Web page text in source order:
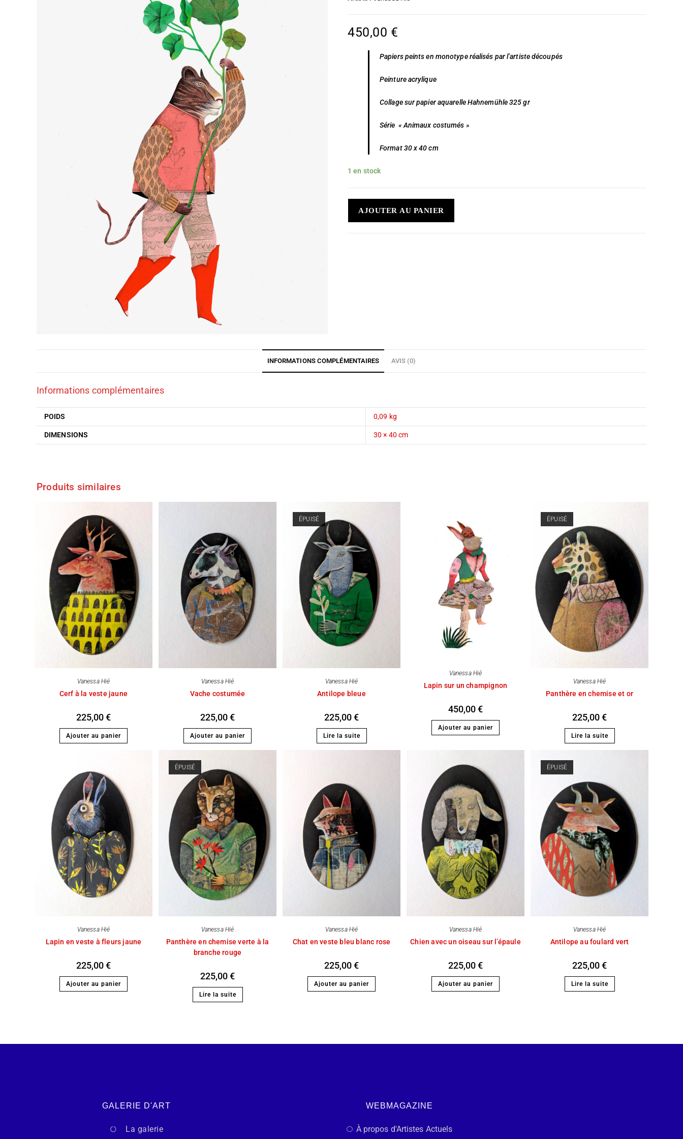
450,00 €
Papiers peints en monotype réalisés par l’artiste découpés
Peinture acrylique
Collage sur papier aquarelle Hahnemühle 325 gr
Série « Animaux costumés »
Format 30 x 40 cm
1 en stock
AJOUTER AU PANIER
INFORMATIONS COMPLÉMENTAIRES AVIS (0)
Informations complémentaires
POIDS 0,09 kg
DIMENSIONS 30 × 40 cm
Produits similaires
Vanessa Hié
Cerf à la veste jaune
225,00€
Ajouter au panier
Vanessa Hié
Vache costumée
225,00€
Ajouter au panier
ÉPUISÉ
Vanessa Hié
Antilope bleue
225,00€
Lire la suite
Vanessa Hié
Lapin sur un champignon
450,00€
Ajouter au panier
ÉPUISÉ
Vanessa Hié
Panthère en chemise et or
225,00€
Lire la suite
Vanessa Hié
Lapin en veste à fleurs jaune
225,00€
Ajouter au panier
ÉPUISÉ
Vanessa Hié
Panthère en chemise verte à la
branche rouge
225,00€
Lire la suite
Vanessa Hié
Chat en veste bleu blanc rose
225,00€
Ajouter au panier
Vanessa Hié
Chien avec un oiseau sur l’épaule
225,00€
Ajouter au panier
ÉPUISÉ
Vanessa Hié
Antilope au foulard vert
225,00€
Lire la suite
GALERIE D'ART
La galerie
WEBMAGAZINE
À propos d'Artistes Actuels